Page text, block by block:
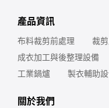
產品資訊
布料裁剪前處理
裁
成衣加工與後整理設備
工業鍋爐
製衣輔助
關於我們